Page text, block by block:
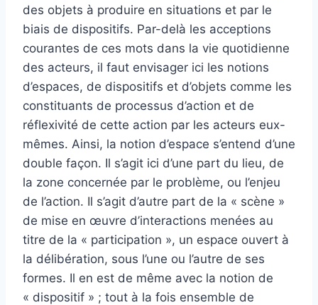
des objets à produire en situations et par le
biais de dispositifs. Par-delà les acceptions
courantes de ces mots dans la vie quotidienne
des acteurs, il faut envisager ici les notions
d’espaces, de dispositifs et d’objets comme les
constituants de processus d’action et de
réflexivité de cette action par les acteurs eux-
mêmes. Ainsi, la notion d’espace s’entend d’une
double façon. Il s’agit ici d’une part du lieu, de
la zone concernée par le problème, ou l’enjeu
de l’action. Il s’agit d’autre part de la « scène »
de mise en œuvre d’interactions menées au
titre de la « participation », un espace ouvert à
la délibération, sous l’une ou l’autre de ses
formes. Il en est de même avec la notion de
« dispositif » ; tout à la fois ensemble de